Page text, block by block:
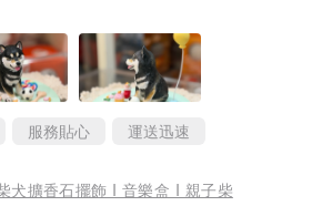
服務貼心 運送迅速
犬擴香石擺飾 I 音樂盒 I 親子柴